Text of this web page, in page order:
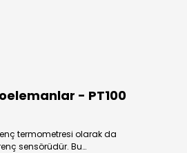
- PT100
termometresi olarak da
sensörüdür. Bu…